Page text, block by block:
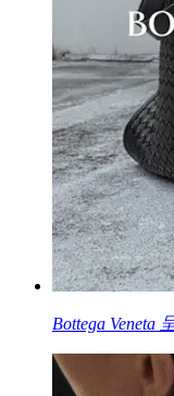
Bottega Veneta